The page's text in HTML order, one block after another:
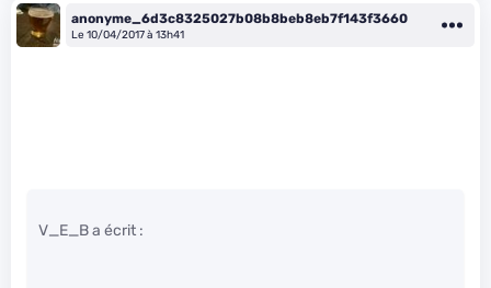
anonyme_6d3c8325027b08b8beb8eb7f143f3660
Le 10/04/2017 à 13h41
V_E_B a écrit :